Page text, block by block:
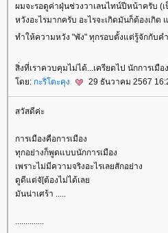
ผมจะรอดูค่าฝุ่นช่วงวาเลนไทน์ปีหน้าครับ (
หวังอะไรมากครับ อะไรจะเกิดมันก็ต้องเกิด
ทำให้ความหวัง "พัง" ทุกรอบตั้งแต่รู้จักกับคำ
สิ่งที่เราควบคุมไม่ได้...เครียดไป นักการเมือ
ดย: กะริโตะคุง 29 ธันวาคม 2567
สวัสดีค่ะ
การเมืองคือการเมือง
ทุกอย่างก็พูดแบบนักการเมือง
เพราะไม่มีความจริงอะไรเลยสักอย่าง
ดูดีแต่จั[ต้องไม่ได้เล
มันน่าเศร้า .....
..............